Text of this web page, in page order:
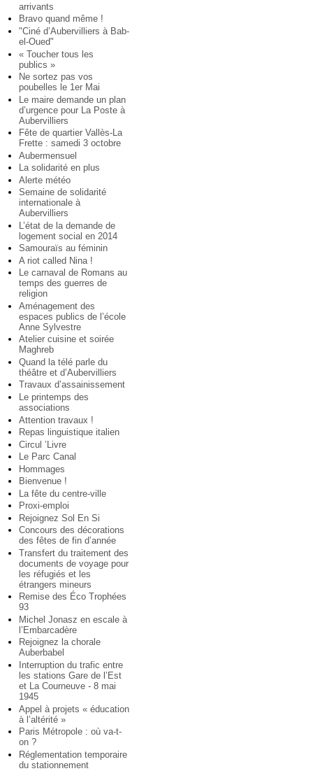
arrivants
Bravo quand même !
"Ciné d’Aubervilliers à Bab-
el-Oued"
« Toucher tous les
publics »
Ne sortez pas vos
poubelles le 1er Mai
Le maire demande un plan
d’urgence pour La Poste à
Aubervilliers
Fête de quartier Vallès-La
Frette : samedi 3 octobre
Aubermensuel
La solidarité en plus
Alerte météo
Semaine de solidarité
internationale à
Aubervilliers
L’état de la demande de
logement social en 2014
Samouraïs au féminin
A riot called Nina !
Le carnaval de Romans au
temps des guerres de
religion
Aménagement des
espaces publics de l’école
Anne Sylvestre
Atelier cuisine et soirée
Maghreb
Quand la télé parle du
théâtre et d’Aubervilliers
Travaux d’assainissement
Le printemps des
associations
Attention travaux !
Repas linguistique italien
Circul ’Livre
Le Parc Canal
Hommages
Bienvenue !
La fête du centre-ville
Proxi-emploi
Rejoignez Sol En Si
Concours des décorations
des fêtes de fin d’année
Transfert du traitement des
documents de voyage pour
les réfugiés et les
étrangers mineurs
Remise des Éco Trophées
93
Michel Jonasz en escale à
l’Embarcadère
Rejoignez la chorale
Auberbabel
Interruption du trafic entre
les stations Gare de l’Est
et La Courneuve - 8 mai
1945
Appel à projets « éducation
à l’altérité »
Paris Métropole : où va-t-
on ?
Réglementation temporaire
du stationnement